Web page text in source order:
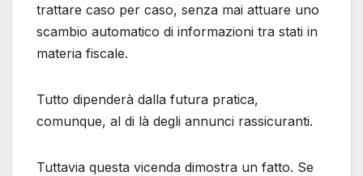
trattare caso per caso, senza mai attuare uno
scambio automatico di informazioni tra stati in
materia fiscale.
Tutto dipenderà dalla futura pratica,
comunque, al di là degli annunci rassicuranti.
Tuttavia questa vicenda dimostra un fatto. Se